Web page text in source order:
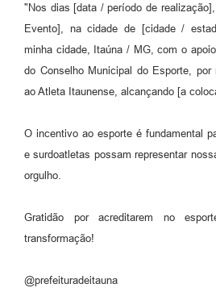
"Nos dias [data / período de
Evento], na cidade de [cidade /
minha cidade, Itaúna / MG, com o
do Conselho Municipal do Esporte,
ao Atleta Itaunense, alcançando [a
O incentivo ao esporte é fundamental
e surdoatletas possam representar
orgulho.
Gratidão por acreditarem no
transformação!
@prefeituradeitauna